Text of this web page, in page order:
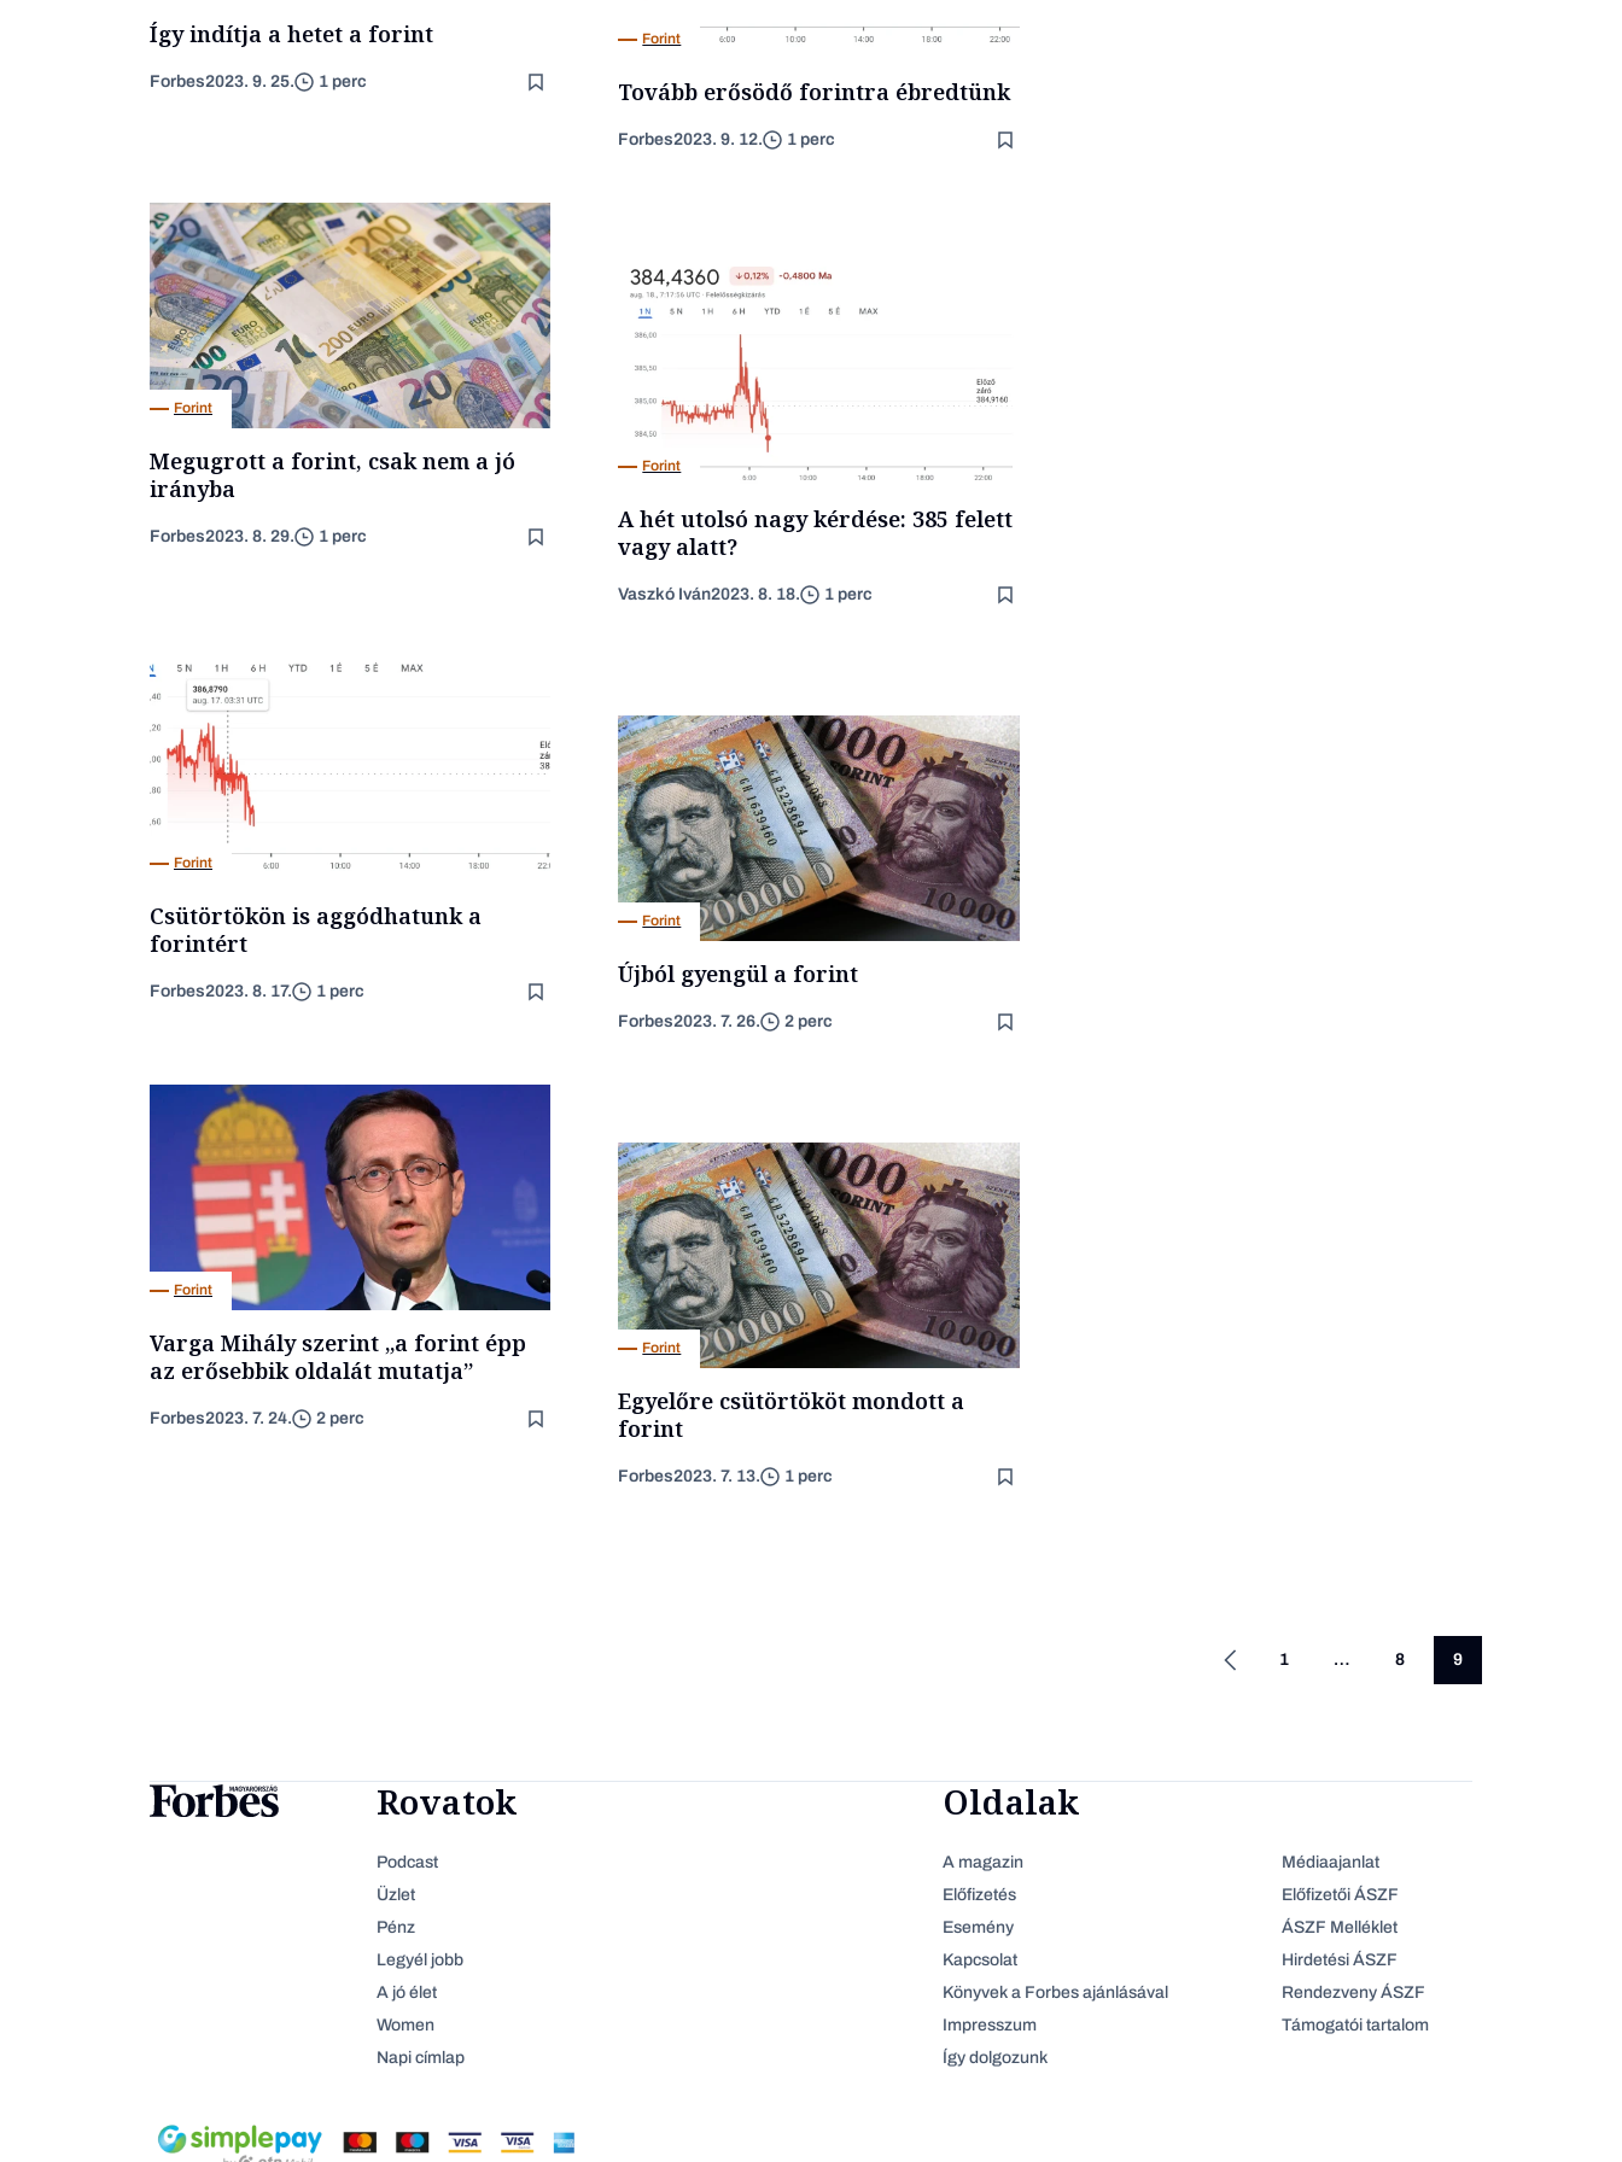
Így indítja a hetet a forint
Forbes2023. 9. 25. 1 perc
Forint
Tovább erősödő forintra ébredtünk
Forbes2023. 9. 12. 1 perc
Forint
Megugrott a forint, csak nem a jó
irányba
Forbes2023. 8. 29. 1 perc
Forint
A hét utolsó nagy kérdése: 385 felett
vagy alatt?
Vaszkó Iván2023. 8. 18. 1 perc
Forint
Csütörtökön is aggódhatunk a
forintért
Forbes2023. 8. 17. 1 perc
Forint
Újból gyengül a forint
Forbes2023. 7. 26. 2 perc
Forint
Varga Mihály szerint „a forint épp
az erősebbik oldalát mutatja”
Forbes2023. 7. 24. 2 perc
Forint
Egyelőre csütörtököt mondott a
forint
Forbes2023. 7. 13. 1 perc
1 … 8 9
Rovatok
Podcast
Üzlet
Pénz
Legyél jobb
A jó élet
Women
Napi címlap
Oldalak
A magazin
Előfizetés
Esemény
Kapcsolat
Könyvek a Forbes ajánlásával
Impresszum
Így dolgozunk
Médiaajanlat
Előfizetői ÁSZF
ÁSZF Melléklet
Hirdetési ÁSZF
Rendezveny ÁSZF
Támogatói tartalom